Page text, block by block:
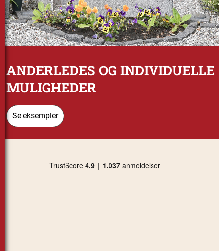
ANDERLEDES OG INDIVIDUELLE
MULIGHEDER
Se eksempler